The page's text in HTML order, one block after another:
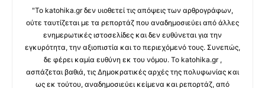
"Το katohika.gr δεν υιοθετεί τις απόψεις των αρθρογράφων,
ούτε ταυτίζεται με τα ρεπορτάζ που αναδημοσιεύει από άλλες
ενημερωτικές ιστοσελίδες και δεν ευθύνεται για την
εγκυρότητα, την αξιοπιστία και το περιεχόμενό τους. Συνεπώς,
δε φέρει καμία ευθύνη εκ του νόμου. Το katohika.gr ,
ασπάζεται βαθιά, τις Δημοκρατικές αρχές της πολυφωνίας και
ως εκ τούτου, αναδημοσιεύει κείμενα και ρεπορτάζ, από